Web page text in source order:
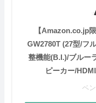
【Amazon.co.jp
GW2780T (27型/フ
整機能(B.I.)/ブルー
ピーカー/
ベ